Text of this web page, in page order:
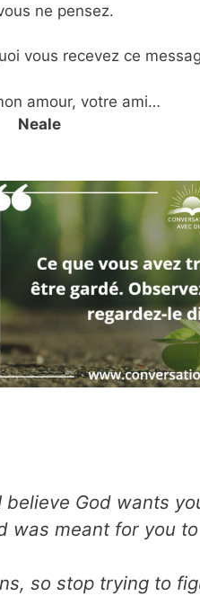
ne pensez.
vous recevez ce
amour, votre ami…
Neale
God wants
was meant for you
so stop trying to